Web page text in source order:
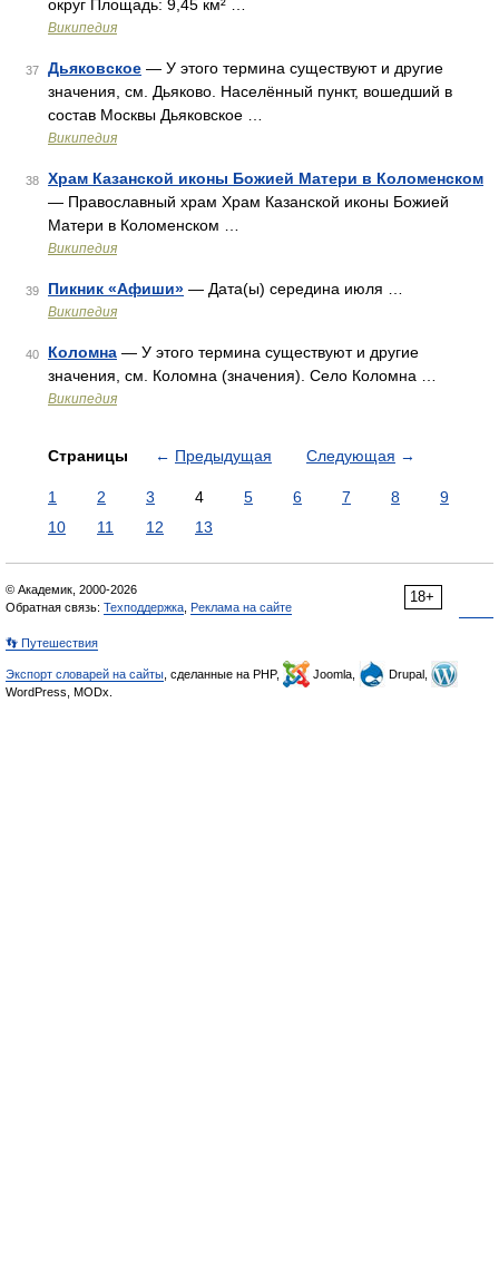
округ Площадь: 9,45 км² …
Википедия
37 Дьяковское — У этого термина существуют и другие
значения, см. Дьяково. Населённый пункт, вошедший в
состав Москвы Дьяковское …
Википедия
38
Храм Казанской иконы Божией Матери в Коломенском
— Православный храм Храм Казанской иконы Божией
Матери в Коломенском …
Википедия
39 Пикник «Афиши» — Дата(ы) середина июля …
Википедия
40 Коломна — У этого термина существуют и другие
значения, см. Коломна (значения). Село Коломна …
Википедия
Страницы ← Предыдущая Следующая →
1 2 3 4 5 6 7 8
9
10
11 12 13
18+
© Академик, 2000-2026
Обратная связь: Техподдержка Реклама на сайте
👣 Путешествия
Экспорт словарей на сайты , сделанные на PHP, Joomla,
Drupal,
WordPress, MODx.